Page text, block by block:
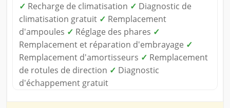
✓ Recharge de climatisation ✓ Diagnostic de
climatisation gratuit ✓ Remplacement
d'ampoules ✓ Réglage des phares ✓
Remplacement et réparation d'embrayage ✓
Remplacement d'amortisseurs ✓ Remplacement
de rotules de direction ✓ Diagnostic
d'échappement gratuit